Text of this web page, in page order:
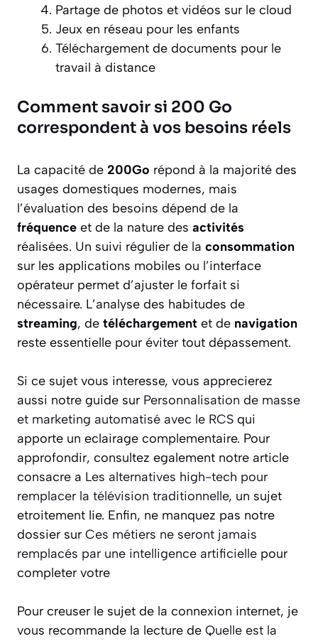
Partage de photos et vidéos sur le cloud
Jeux en réseau pour les enfants
Téléchargement de documents pour le
travail à distance
Comment savoir si 200 Go
correspondent à vos besoins réels
La capacité de 200Go répond à la majorité des
usages domestiques modernes, mais
l’évaluation des besoins dépend de la
fréquence et de la nature des activités
réalisées. Un suivi régulier de la consommation
sur les applications mobiles ou l’interface
opérateur permet d’ajuster le forfait si
nécessaire. L’analyse des habitudes de
streaming, de téléchargement et de navigation
reste essentielle pour éviter tout dépassement.
Si ce sujet vous interesse, vous apprecierez
aussi notre guide sur Personnalisation de masse
et marketing automatisé avec le RCS qui
apporte un eclairage complementaire. Pour
approfondir, consultez egalement notre article
consacre a Les alternatives high-tech pour
remplacer la télévision traditionnelle, un sujet
etroitement lie. Enfin, ne manquez pas notre
dossier sur Ces métiers ne seront jamais
remplacés par une intelligence artificielle pour
completer votre
Pour creuser le sujet de la connexion internet, je
vous recommande la lecture de Quelle est la